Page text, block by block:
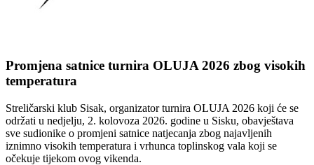
Promjena satnice turnira OLUJA 2026 zbog visokih
temperatura
Streličarski klub Sisak, organizator turnira OLUJA 2026 koji će se
održati u nedjelju, 2. kolovoza 2026. godine u Sisku, obavještava
sve sudionike o promjeni satnice natjecanja zbog najavljenih
iznimno visokih temperatura i vrhunca toplinskog vala koji se
očekuje tijekom ovog vikenda.